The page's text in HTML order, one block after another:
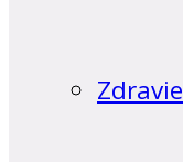
Zdravie